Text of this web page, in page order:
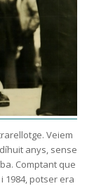
Veiem
anys, sense
Comptant que
1984, potser era